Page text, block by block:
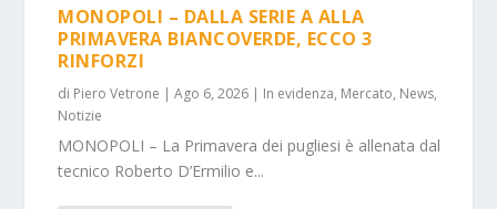
MONOPOLI – DALLA SERIE A ALLA
PRIMAVERA BIANCOVERDE, ECCO 3
RINFORZI
di Piero Vetrone |Ago 6, 2026 | In evidenza, Mercato, News,
Notizie
MONOPOLI – La Primavera dei pugliesi è allenata dal
tecnico Roberto D’Ermilio e...